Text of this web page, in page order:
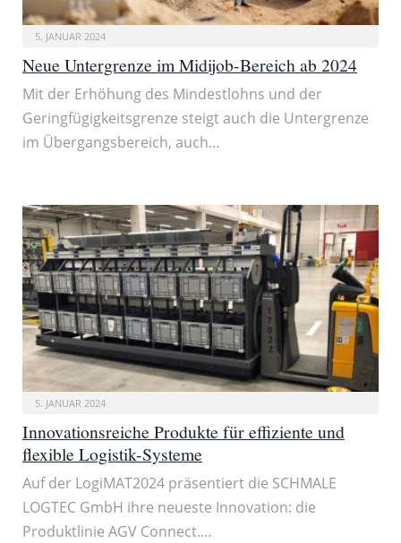
5. JANUAR 2024
Neue Untergrenze im Midijob-Bereich ab 2024
Mit der Erhöhung des Mindestlohns und der
Geringfügigkeitsgrenze steigt auch die Untergrenze
im Übergangsbereich, auch…
5. JANUAR 2024
Innovationsreiche Produkte für effiziente und
flexible Logistik-Systeme
Auf der LogiMAT2024 präsentiert die SCHMALE
LOGTEC GmbH ihre neueste Innovation: die
Produktlinie AGV Connect.…